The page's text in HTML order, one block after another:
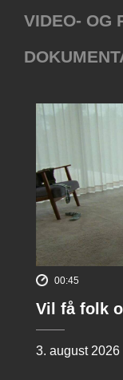
VIDEO- OG
00:45
Vil få folk
3. august 2026